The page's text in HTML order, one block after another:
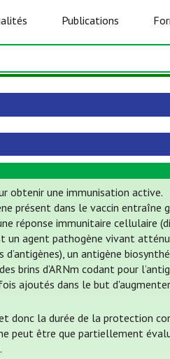
Publications
obtenir une immunisation active.
présent dans le vaccin entraîne
réponse immunitaire cellulaire
un agent pathogène vivant
d’antigènes), un antigène
brins d’ARNm codant pour
ajoutés dans le but
donc la durée de la protection
peut être que partiellement